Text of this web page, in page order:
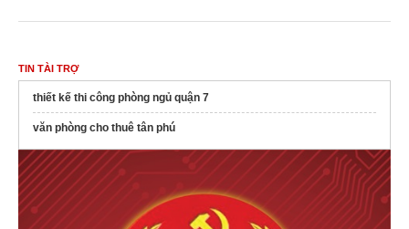
TIN TÀI TRỢ
thiết kế thi công phòng ngủ quận 7
văn phòng cho thuê tân phú